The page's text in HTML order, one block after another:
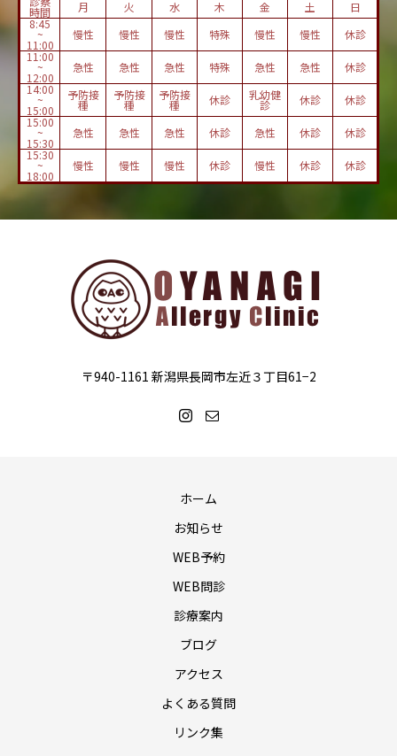
時間 月 火 水 木 金 土
日
8:45
~
11:00
慢性 慢性 慢性 特殊 慢性 慢性
休診
11:00
~
12:00
急性 急性 急性 特殊 急性 急性
休診
14:00
~
15:00
予防接
種
予防接
種
予防接
種 休診 乳幼健
診 休診
休診
15:00
~
15:30
急性 急性 急性 休診 急性 休診
休診
15:30
~
18:00
慢性 慢性 慢性 休診 慢性 休診 休診
〒940-1161 新潟県長岡市左近３丁目61−2
ホーム
お知らせ
WEB予約
WEB問診
診療案内
ブログ
アクセス
よくある質問
リンク集